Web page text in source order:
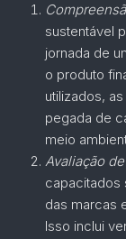
sustentável
jornada de
o produto
utilizados,
pegada de
meio
Avaliação
capacitados
das marcas
Isso inclui